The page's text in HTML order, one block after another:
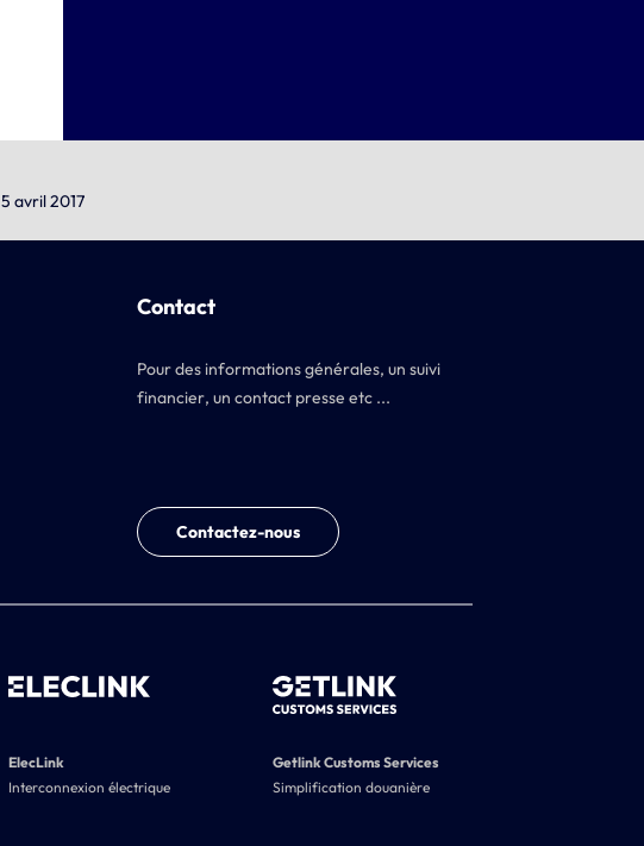
avril 2017
Contact
Pour des informations générales, un suivi
financier, un contact presse etc ...
Contactez-nous
ElecLink
Interconnexion électrique
Getlink Customs Services
Simplification douanière